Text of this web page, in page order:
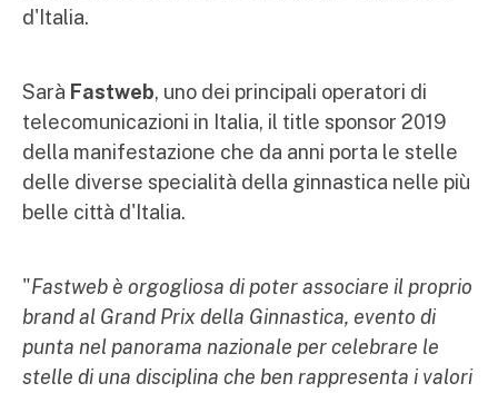
d'Italia.
Sarà Fastweb, uno dei principali operatori di
telecomunicazioni in Italia, il title sponsor 2019
della manifestazione che da anni porta le stelle
delle diverse specialità della ginnastica nelle più
belle città d'Italia.
"Fastweb è orgogliosa di poter associare il proprio
brand al Grand Prix della Ginnastica, evento di
punta nel panorama nazionale per celebrare le
stelle di una disciplina che ben rappresenta i valori